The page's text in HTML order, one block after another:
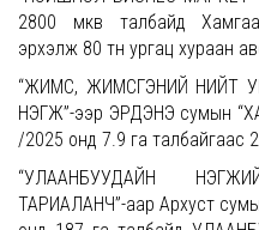
2800 мкв талбайд
эрхэлж 80 тн ургац хураан
“ЖИМС, ЖИМСГЭНИЙ НИЙТ
НЭГЖ”-ээр ЭРДЭНЭ сумын
/2025 онд 7.9 га талбайгаас
“УЛААНБУУДАЙН
ТАРИАЛАНЧ”-аар Архуст